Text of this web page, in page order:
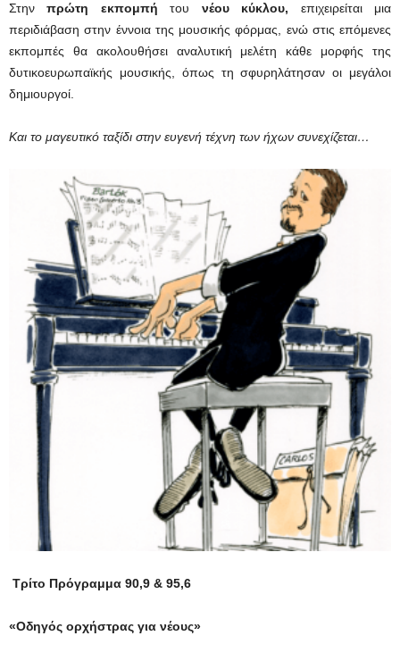
Στηνπρώτη εκπομπή του νέου κύκλου, επιχειρείται μια
περιδιάβαση στην έννοια της μουσικής φόρμας, ενώ στις επόμενες
εκπομπές θα ακολουθήσει αναλυτική μελέτη κάθε μορφής της
δυτικοευρωπαϊκής μουσικής, όπως τη σφυρηλάτησαν οι μεγάλοι
δημιουργοί.
Και το μαγευτικό ταξίδι στην ευγενή τέχνη των ήχων συνεχίζεται…
Τρίτο Πρόγραμμα 90,9 & 95,6
«Οδηγός ορχήστρας για νέους»